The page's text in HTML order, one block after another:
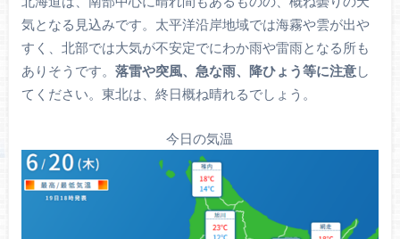
気となる見込みです。太平洋沿岸地域では海霧や雲が出や
すく、北部では大気が不安定でにわか雨や雷雨となる所も
ありそうです。 落雷や突風、急な雨、降ひょう等に注意し
てください。東北は、終日概ね晴れるでしょう。
今日の気温